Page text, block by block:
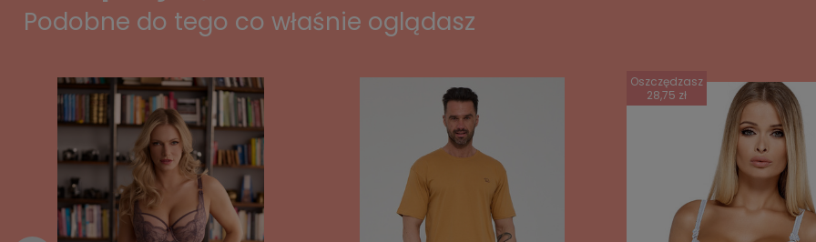
Podobne do tego co właśnie oglądasz
Oszczędzasz
28,75 zł